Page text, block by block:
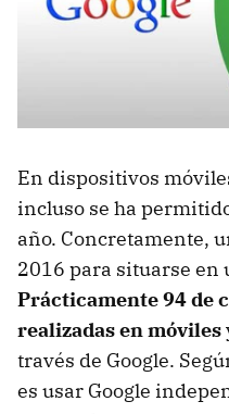
En dispositivos
incluso se ha
año. Concretamente,
2016 para situarse en
Prácticamente 94 de
realizadas en móviles
través de Google.
es usar Google